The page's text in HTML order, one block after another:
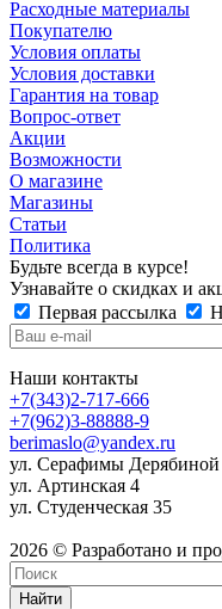
Расходные материалы
Покупателю
Условия оплаты
Условия доставки
Гарантия на товар
Вопрос-ответ
Акции
Возможности
О магазине
Магазины
Статьи
Политика
Будьте всегда в курсе!
Узнавайте о скидках и
Первая рассылка
Наши контакты
+7(343)2-717-666
+7(962)3-88888-9
berimaslo@yandex.ru
ул. Серафимы
ул. Артинская 4
ул. Студенческая 35
2026 © Разработано и
Найти